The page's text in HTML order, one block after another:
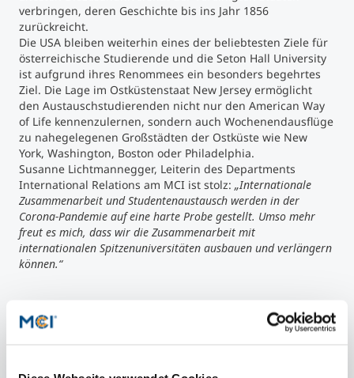
verbringen, deren Geschichte bis ins Jahr 1856
zurückreicht.
Die USA bleiben weiterhin eines der beliebtesten Ziele für
österreichische Studierende und die Seton Hall University
ist aufgrund ihres Renommees ein besonders begehrtes
Ziel. Die Lage im Ostküstenstaat New Jersey ermöglicht
den Austauschstudierenden nicht nur den American Way
of Life kennenzulernen, sondern auch Wochenendausflüge
zu nahegelegenen Großstädten der Ostküste wie New
York, Washington, Boston oder Philadelphia.
Susanne Lichtmannegger, Leiterin des Departments
International Relations am MCI ist stolz: „Internationale
Zusammenarbeit und Studentenaustausch werden in der
Corona-Pandemie auf eine harte Probe gestellt. Umso mehr
freut es mich, dass wir die Zusammenarbeit mit
internationalen Spitzenuniversitäten ausbauen und verlängern
können.“
Download Download